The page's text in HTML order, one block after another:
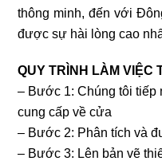
thông minh, đến với
được sự hài lòng cao
QUY TRÌNH LÀM VIỆC
– Bước 1: Chúng tôi tiếp
cung cấp về cửa
– Bước 2: Phân tích và
– Bước 3: Lên bản vẽ